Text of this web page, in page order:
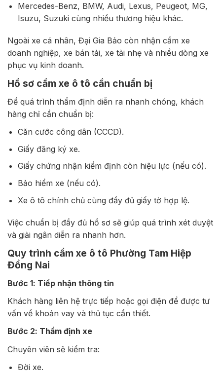
Mercedes-Benz, BMW, Audi, Lexus, Peugeot, MG,
Isuzu, Suzuki cùng nhiều thương hiệu khác.
Ngoài xe cá nhân, Đại Gia Bảo còn nhận cầm xe
doanh nghiệp, xe bán tải, xe tải nhẹ và nhiều dòng xe
phục vụ kinh doanh.
Hồ sơ cầm xe ô tô cần chuẩn bị
Để quá trình thẩm định diễn ra nhanh chóng, khách
hàng chỉ cần chuẩn bị:
Căn cước công dân (CCCD).
Giấy đăng ký xe.
Giấy chứng nhận kiểm định còn hiệu lực (nếu có).
Bảo hiểm xe (nếu có).
Xe ô tô chính chủ cùng đầy đủ giấy tờ hợp lệ.
Việc chuẩn bị đầy đủ hồ sơ sẽ giúp quá trình xét duyệt
và giải ngân diễn ra nhanh hơn.
Quy trình cầm xe ô tô Phường Tam Hiệp
Đồng Nai
Bước 1: Tiếp nhận thông tin
Khách hàng liên hệ trực tiếp hoặc gọi điện để được tư
vấn về khoản vay và thủ tục cần thiết.
Bước 2: Thẩm định xe
Chuyên viên sẽ kiểm tra:
Đời xe.